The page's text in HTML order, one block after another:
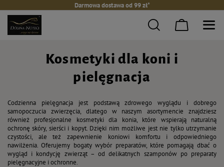
Darmowa dostawa od 99 zł*
Kosmetyki dla koni i
pielęgnacja
Codzienna pielęgnacja jest podstawą zdrowego wyglądu i dobrego
samopoczucia zwierzęcia, dlatego w naszym asortymencie znajdziesz
również profesjonalne kosmetyki dla konia, które wspierają naturalną
ochronę skóry, sierści i kopyt. Dzięki nim możliwe jest nie tylko utrzymanie
czystości, ale też zapewnienie koniowi komfortu i odpowiedniego
nawilżenia. Oferujemy bogaty wybór preparatów, które pomagają dbać o
wygląd i kondycję zwierząt – od delikatnych szamponów po preparaty
pielęgnacyjne i ochronne.